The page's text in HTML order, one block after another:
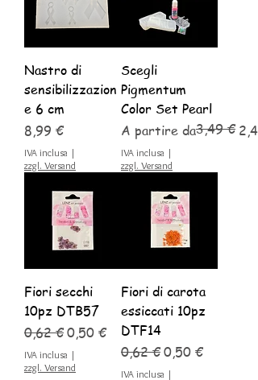
Nastro di
sensibilizzazion
e 6 cm
Prezzo
8,99 €
IVA inclusa |
zzgl. Versand
Scegli
Pigmentum
Color Set Pearl
A partire da
Prezzo regolare3,49 €
Prezzo scontato
IVA inclusa |
zzgl. Versand
Fiori secchi
10pz DTB57
Prezzo regolare
0,62 €Prezzo scontato
0,50 €
IVA inclusa |
zzgl. Versand
Fiori di carota
essiccati 10pz
DTF14
Prezzo regolare
0,62 €Prezzo scontato
0,50 €
IVA inclusa |